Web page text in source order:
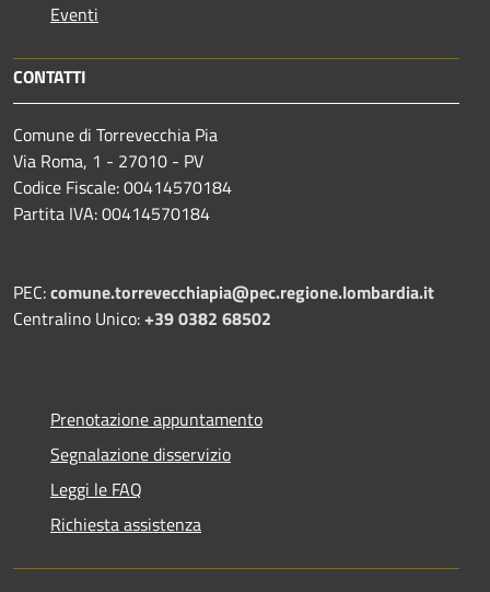
Eventi
CONTATTI
Comune di Torrevecchia Pia
Via Roma, 1 - 27010 - PV
Codice Fiscale: 00414570184
Partita IVA: 00414570184
PEC:comune.torrevecchiapia@pec.regione.lombardia.it
Centralino Unico:+39 0382 68502
Prenotazione appuntamento
Segnalazione disservizio
Leggi le FAQ
Richiesta assistenza